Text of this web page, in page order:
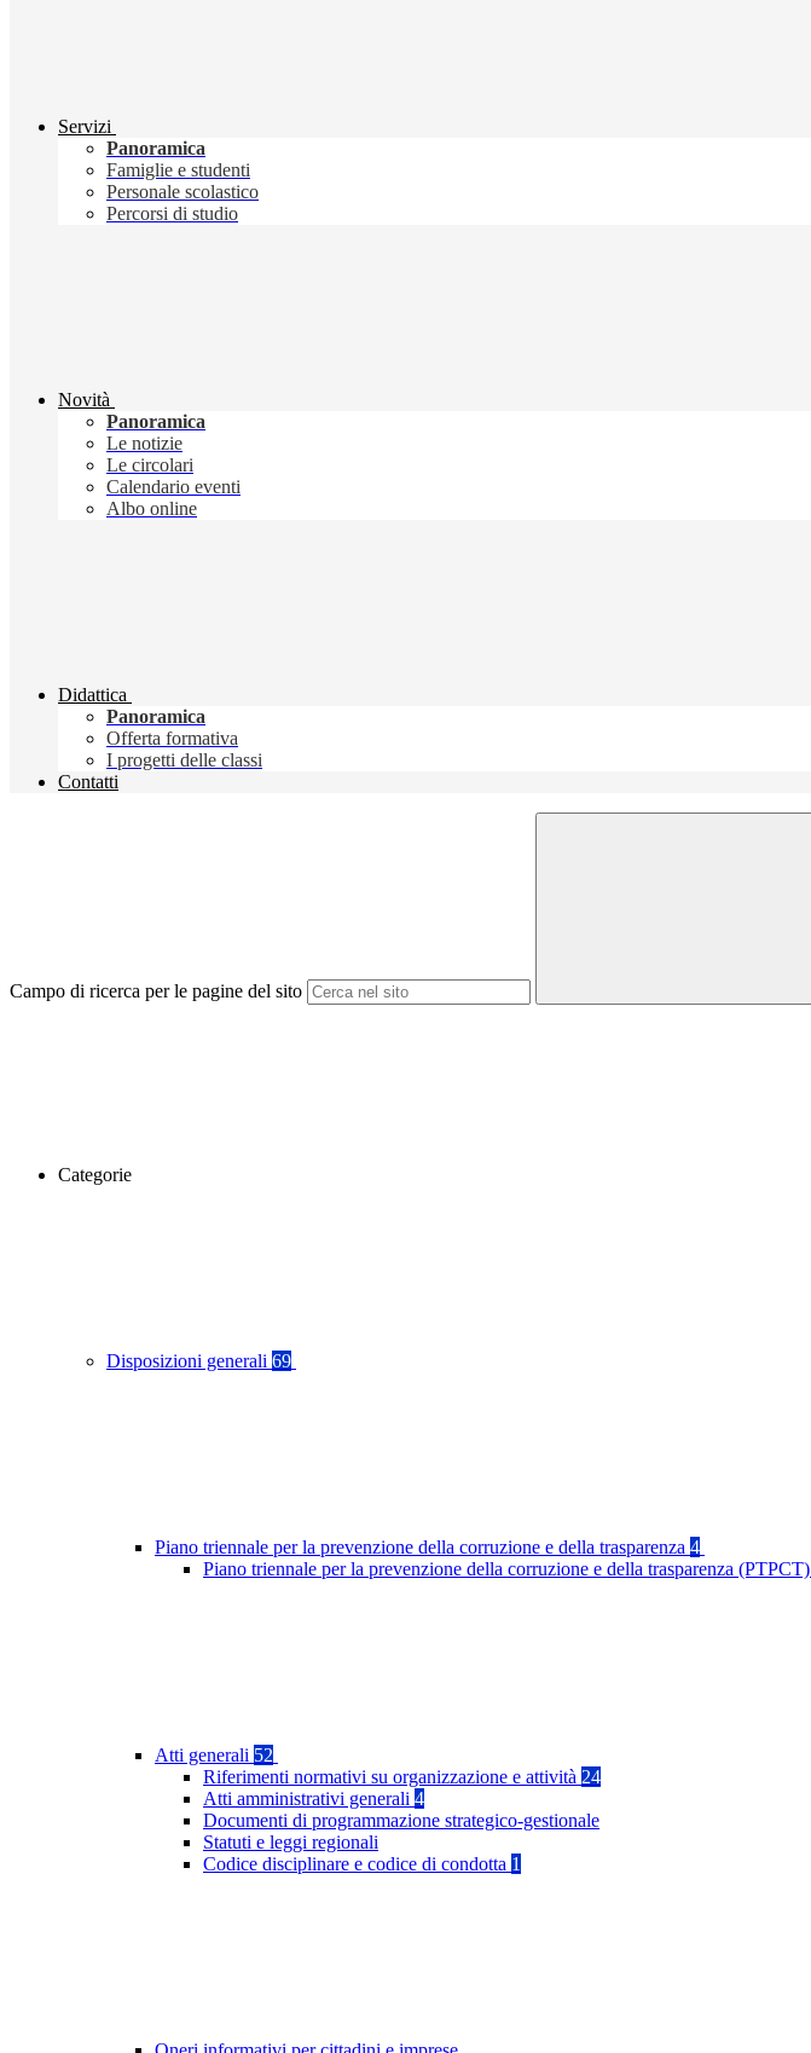
Servizi
Panoramica
Famiglie e studenti
Personale scolastico
Percorsi di studio
Novità
Panoramica
Le notizie
Le circolari
Calendario eventi
Albo online
Didattica
Panoramica
Offerta formativa
I progetti delle classi
Contatti
Campo di ricerca per le pagine del sito
Categorie
Disposizioni generali 69
Piano triennale per la prevenzione della corruzione e della trasparenza 4
Piano triennale per la prevenzione della corruzione e della trasparenza (PTPCT)
Atti generali 52
Riferimenti normativi su organizzazione e attività 24
Atti amministrativi generali 4
Documenti di programmazione strategico-gestionale
Statuti e leggi regionali
Codice disciplinare e codice di condotta 1